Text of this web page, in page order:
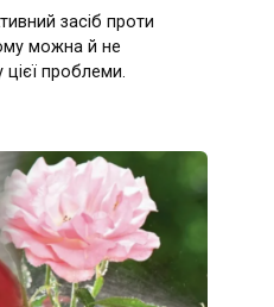
засіб проти
можна й не
проблеми.